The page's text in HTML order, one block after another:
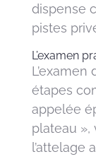
dispense
pistes
L’examen
L’examen
étapes
appelée
plateau »,
l’attelage